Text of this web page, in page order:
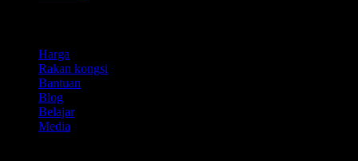
Harga
Rakan kongsi
Bantuan
Blog
Belajar
Media